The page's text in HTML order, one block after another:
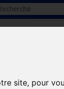
site, pour